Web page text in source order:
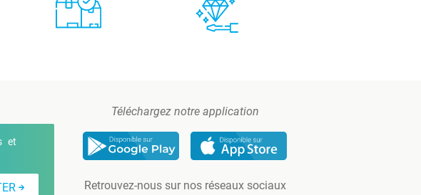
et
Téléchargez notre application
Retrouvez-nous sur nos réseaux sociaux